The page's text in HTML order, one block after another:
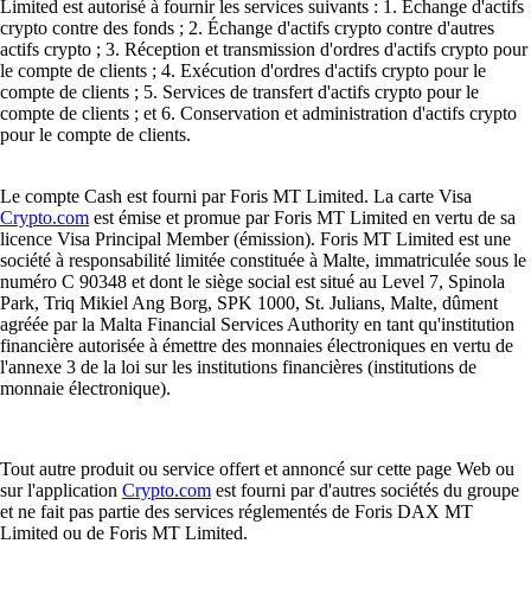
Limited est autorisé à fournir les services suivants : 1. Échange d'actifs
crypto contre des fonds ; 2. Échange d'actifs crypto contre d'autres
actifs crypto ; 3. Réception et transmission d'ordres d'actifs crypto pour
le compte de clients ; 4. Exécution d'ordres d'actifs crypto pour le
compte de clients ; 5. Services de transfert d'actifs crypto pour le
compte de clients ; et 6. Conservation et administration d'actifs crypto
pour le compte de clients.
Le compte Cash est fourni par Foris MT Limited. La carte Visa
Crypto.com est émise et promue par Foris MT Limited en vertu de sa
licence Visa Principal Member (émission). Foris MT Limited est une
société à responsabilité limitée constituée à Malte, immatriculée sous le
numéro C 90348 et dont le siège social est situé au Level 7, Spinola
Park, Triq Mikiel Ang Borg, SPK 1000, St. Julians, Malte, dûment
agréée par la Malta Financial Services Authority en tant qu'institution
financière autorisée à émettre des monnaies électroniques en vertu de
l'annexe 3 de la loi sur les institutions financières (institutions de
monnaie électronique).
Tout autre produit ou service offert et annoncé sur cette page Web ou
sur l'application Crypto.com est fourni par d'autres sociétés du groupe
et ne fait pas partie des services réglementés de Foris DAX MT
Limited ou de Foris MT Limited.